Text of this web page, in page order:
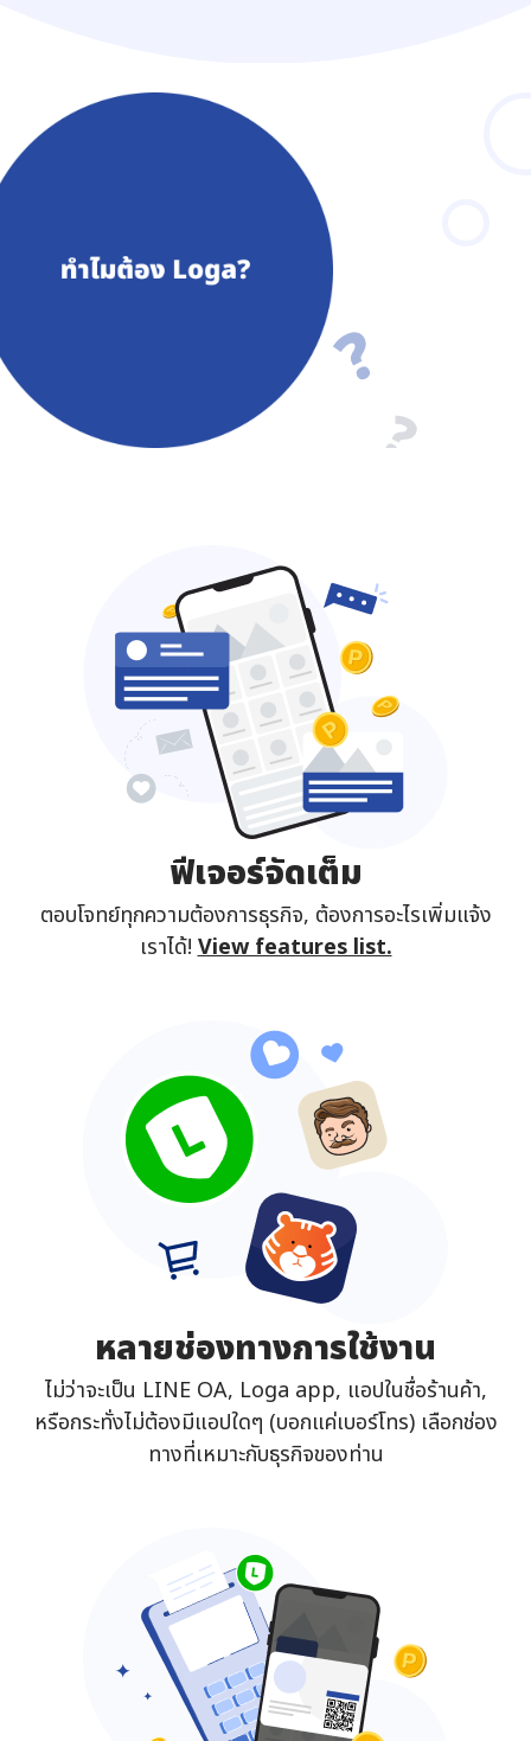
ฟีเจอร์จัดเต็ม
ตอบโจทย์ทุกความต้องการธุรกิจ, ต้องการอะไรเพิ่มแจ้ง
เราได้!View features list.
หลายช่องทางการใช้งาน
ไม่ว่าจะเป็น LINE OA, Loga app, แอปในชื่อร้านค้า,
หรือกระทั่งไม่ต้องมีแอปใดๆ (บอกแค่เบอร์โทร) เลือกช่อง
ทางที่เหมาะกับธุรกิจของท่าน